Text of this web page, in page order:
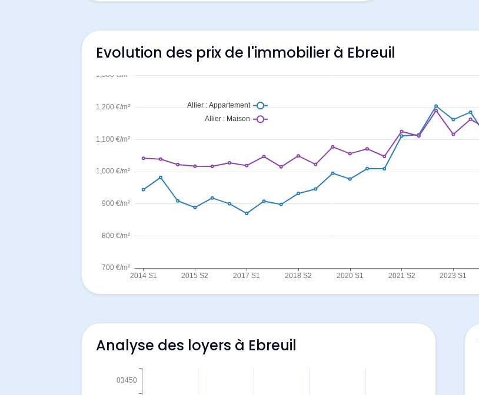
Evolution des prix de l'immobilier à Ebreuil
Analyse des loyers à Ebreuil